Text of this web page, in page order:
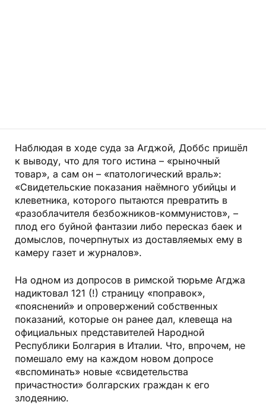
Наблюдая в ходе суда за Агджой, Доббс пришёл
к выводу, что для того истина – «рыночный
товар», а сам он – «патологический враль»:
«Свидетельские показания наёмного убийцы и
клеветника, которого пытаются превратить в
«разоблачителя безбожников-коммунистов», –
плод его буйной фантазии либо пересказ баек и
домыслов, почерпнутых из доставляемых ему в
камеру газет и журналов».
На одном из допросов в римской тюрьме Агджа
надиктовал 121 (!) страницу «поправок»,
«пояснений» и опровержений собственных
показаний, которые он ранее дал, клевеща на
официальных представителей Народной
Республики Болгария в Италии. Что, впрочем, не
помешало ему на каждом новом допросе
«вспоминать» новые «свидетельства
причастности» болгарских граждан к его
злодеянию.